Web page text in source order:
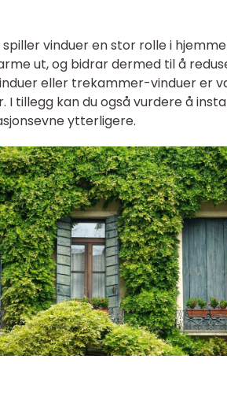
vinduer en stor rolle i
ut, og bidrar dermed til å
eller trekammer-vinduer er
tillegg kan du også vurdere å
ytterligere.